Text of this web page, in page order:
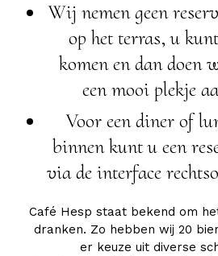
Wij nemen geen
op het terras, u
komen en dan doen
een mooi plekje
Voor een diner of
binnen kunt u een
via de interface
Café Hesp staat bekend om
dranken. Zo hebben wij 20
er keuze uit diverse